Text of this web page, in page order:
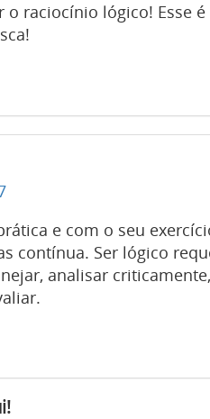
o raciocínio lógico! Esse
e com o seu
contínua. Ser lógico
analisar